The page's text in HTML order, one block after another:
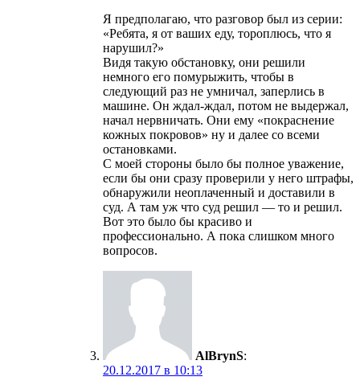
Я предполагаю, что разговор был из серии:
«Ребята, я от ваших еду, тороплюсь, что я
нарушил?»
Видя такую обстановку, они решили
немного его помурыжить, чтобы в
следующий раз не умничал, заперлись в
машине. Он ждал-ждал, потом не выдержал,
начал нервничать. Они ему «покраснение
кожных покровов» ну и далее со всеми
остановками.
С моей стороны было бы полное уважение,
если бы они сразу проверили у него штрафы,
обнаружили неоплаченный и доставили в
суд. А там уж что суд решил — то и решил.
Вот это было бы красиво и
профессионально. А пока слишком много
вопросов.
AlBrynS:
20.12.2017 в 10:13